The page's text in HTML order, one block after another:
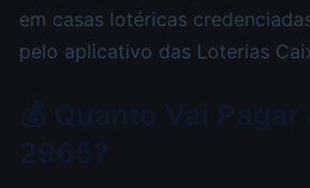
em casas lotéricas
pelo aplicativo das Loterias